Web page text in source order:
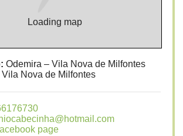
Loading map
Odemira – Vila Nova de Milfontes
Vila Nova de Milfontes
page